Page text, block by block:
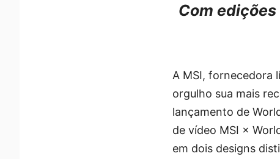
Com
A MSI, fornecedora
orgulho sua mais
lançamento de
de vídeo MSI ×
em dois designs